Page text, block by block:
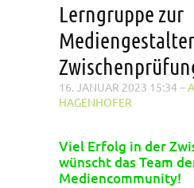
Lerngruppe zur
16. JANUAR 2023 15:34 –
HAGENHOFER
Viel Erfolg in der
wünscht das Team
Mediencommunity!